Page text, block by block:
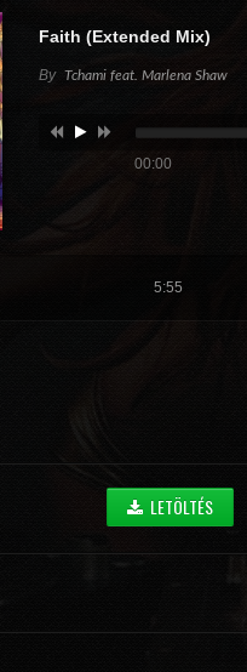
Faith (Extended Mix)
By Tchami feat. Marlena Shaw
00:00
5:55
LETÖLTÉS